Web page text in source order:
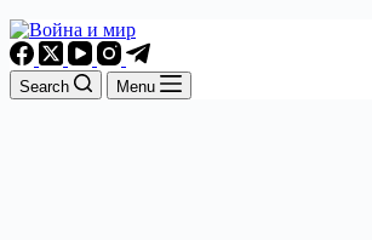
Search Menu